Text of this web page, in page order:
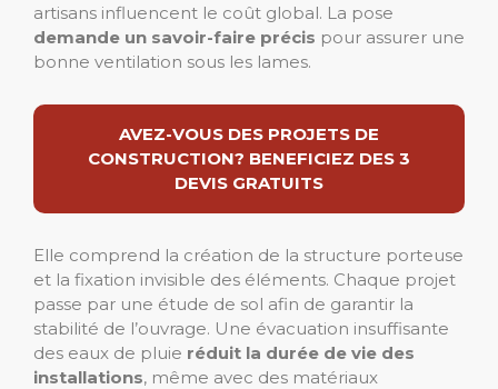
artisans influencent le coût global. La pose
demande un savoir-faire précis pour assurer une
bonne ventilation sous les lames.
AVEZ-VOUS DES PROJETS DE
CONSTRUCTION? BENEFICIEZ DES 3
DEVIS GRATUITS
Elle comprend la création de la structure porteuse
et la fixation invisible des éléments. Chaque projet
passe par une étude de sol afin de garantir la
stabilité de l’ouvrage. Une évacuation insuffisante
des eaux de pluie réduit la durée de vie des
installations, même avec des matériaux